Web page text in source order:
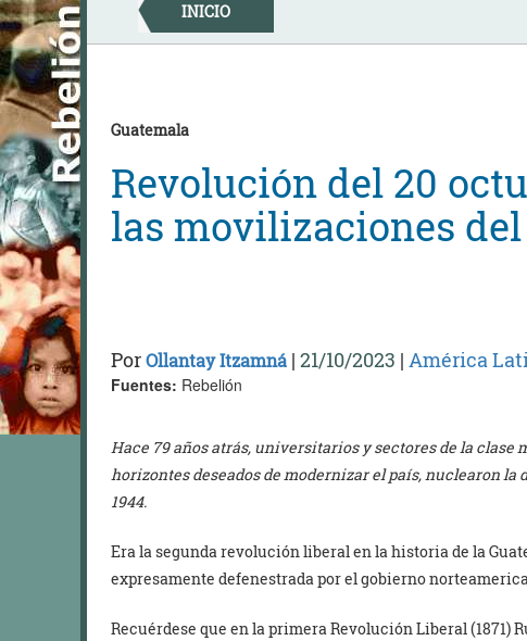
Skip
to
content
INICIO
Guatemala
Revolución del 20
las movilizaciones del
PorOllantay Itzamná | 21/10/2023 | América
Fuentes: Rebelión
Hace 79 años atrás, universitarios y sectores de la
horizontes deseados de modernizar el país, nuclearon
1944.
Era la segunda revolución liberal en la historia de la
expresamente defenestrada por el gobierno
Recuérdese que en la primera Revolución Liberal (1871)